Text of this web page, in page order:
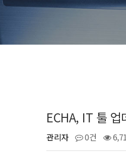
ECHA, IT 툴 업
관리자 0건